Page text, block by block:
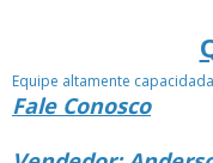
Equipe altamente
Fale Conosco